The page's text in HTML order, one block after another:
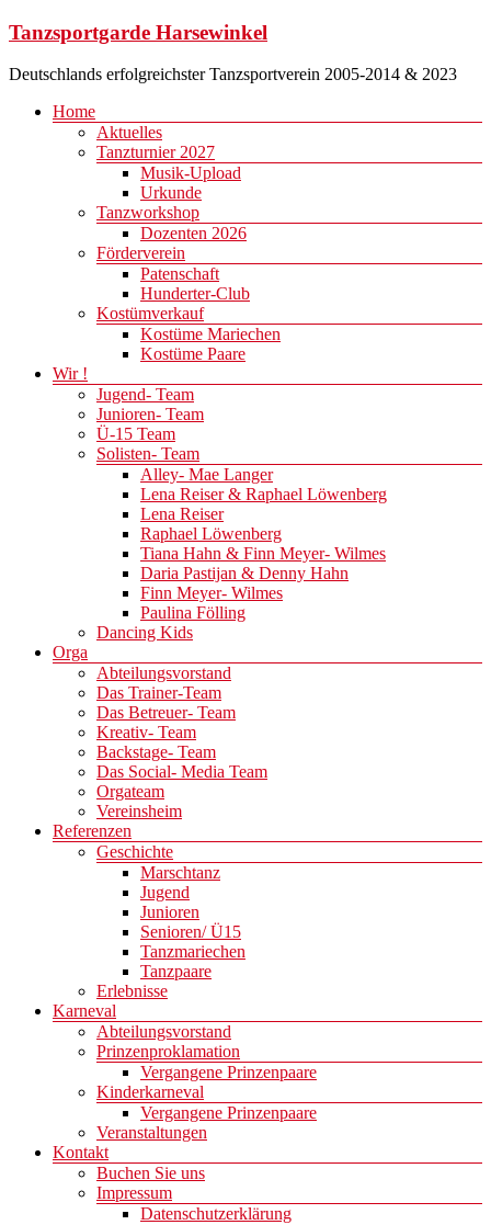
Zum
springen
Tanzsportgarde Harsewinkel
Deutschlands erfolgreichster Tanzsportverein 2005-2014 & 2023
Menü
Home
Aktuelles
Tanzturnier 2027
Musik-Upload
Urkunde
Tanzworkshop
Dozenten 2026
Förderverein
Patenschaft
Hunderter-Club
Kostümverkauf
Kostüme Mariechen
Kostüme Paare
Wir !
Jugend- Team
Junioren- Team
Ü-15 Team
Solisten- Team
Alley- Mae Langer
Lena Reiser & Raphael Löwenberg
Lena Reiser
Raphael Löwenberg
Tiana Hahn & Finn Meyer- Wilmes
Daria Pastijan & Denny Hahn
Finn Meyer- Wilmes
Paulina Fölling
Dancing Kids
Orga
Abteilungsvorstand
Das Trainer-Team
Das Betreuer- Team
Kreativ- Team
Backstage- Team
Das Social- Media Team
Orgateam
Vereinsheim
Referenzen
Geschichte
Marschtanz
Jugend
Junioren
Senioren/ Ü15
Tanzmariechen
Tanzpaare
Erlebnisse
Karneval
Abteilungsvorstand
Prinzenproklamation
Vergangene Prinzenpaare
Kinderkarneval
Vergangene Prinzenpaare
Veranstaltungen
Kontakt
Buchen Sie uns
Impressum
Datenschutzerklärung